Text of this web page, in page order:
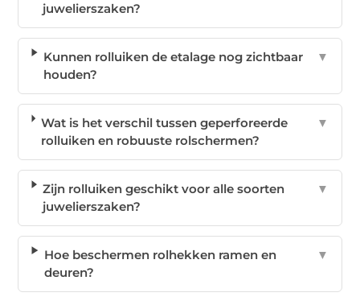
juwelierszaken?
Kunnen rolluiken de etalage nog zichtbaar
houden?
▼
Wat is het verschil tussen geperforeerde
rolluiken en robuuste rolschermen?
▼
Zijn rolluiken geschikt voor alle soorten
juwelierszaken?
▼
Hoe beschermen rolhekken ramen en
deuren?
▼